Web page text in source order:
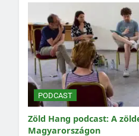
PODCAST
Zöld Hang podcast: A
Magyarországon